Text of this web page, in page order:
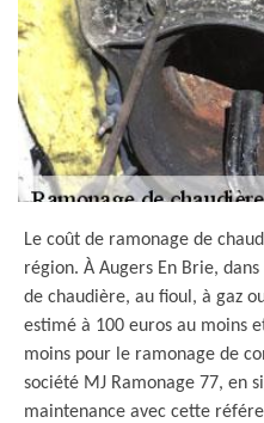
Le coût de ramonage de
région. À Augers En Brie,
de chaudière, au fioul, à gaz
estimé à 100 euros au moins
moins pour le ramonage de
société MJ Ramonage 77, en
maintenance avec cette